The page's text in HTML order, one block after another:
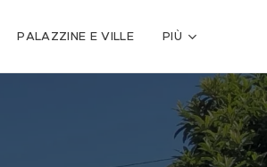
PALAZZINE E VILLE PIÙ